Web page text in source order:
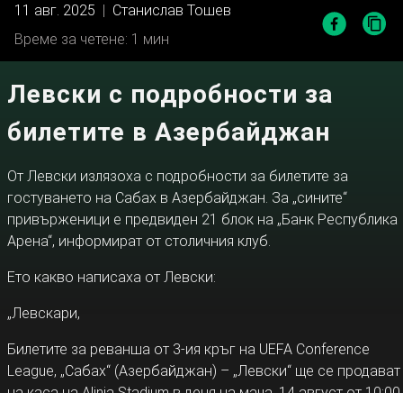
11 авг. 2025 | Станислав Тошев
Време за четене: 1 мин
Левски с подробности за
билетите в Азербайджан
От Левски излязоха с подробности за билетите за
гостуването на Сабах в Азербайджан. За „сините“
привърженици е предвиден 21 блок на „Банк Республика
Арена“, информират от столичния клуб.
Ето какво написаха от Левски:
„Левскари,
Билетите за ревaнша от 3-ия кръг на UEFA Conference
League, „Сабах“ (Азербайджан) – „Левски“ ще се продават